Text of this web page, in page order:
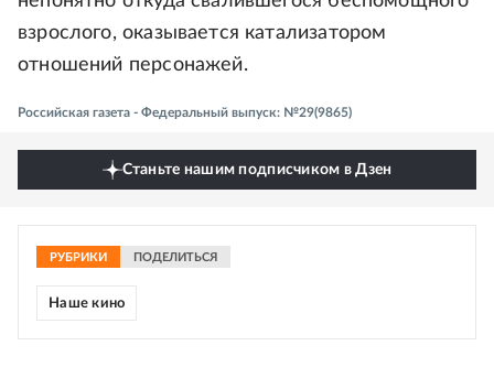
взрослого, оказывается катализатором
отношений персонажей.
Российская газета - Федеральный выпуск: №29(9865)
Станьте нашим подписчиком в Дзен
РУБРИКИ ПОДЕЛИТЬСЯ
Наше кино